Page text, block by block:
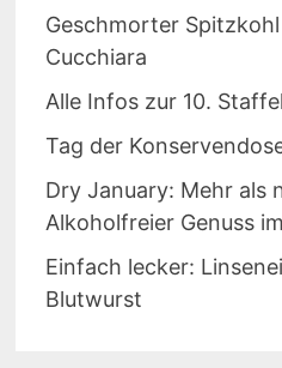
Geschmorter Spitzkohl
Cucchiara
Alle Infos zur 10.
Tag der
Dry January: Mehr als
Alkoholfreier Genuss
Einfach lecker:
Blutwurst